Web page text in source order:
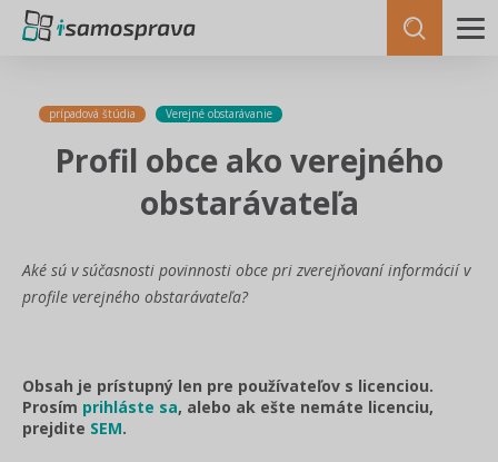
prípadová štúdia Verejné obstarávanie
Profil obce ako verejného
obstarávateľa
Aké sú v súčasnosti povinnosti obce pri zverejňovaní informácií v
profile verejného obstarávateľa?
Obsah je prístupný len pre používateľov s licenciou.
Prosím prihláste sa, alebo ak ešte nemáte licenciu,
prejdite SEM.